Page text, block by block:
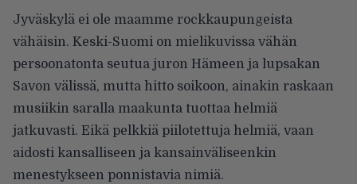
Jyväskylä ei ole maamme rockkaupungeista
vähäisin. Keski-Suomi on mielikuvissa vähän
persoonatonta seutua juron Hämeen ja lupsakan
Savon välissä, mutta hitto soikoon, ainakin raskaan
musiikin saralla maakunta tuottaa helmiä
jatkuvasti. Eikä pelkkiä piilotettuja helmiä, vaan
aidosti kansalliseen ja kansainväliseenkin
menestykseen ponnistavia nimiä.